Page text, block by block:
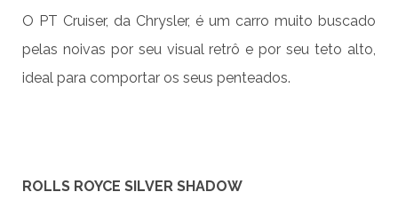
O PT Cruiser, da Chrysler, é um carro muito buscado
pelas noivas por seu visual retrô e por seu teto alto,
ideal para comportar os seus penteados.
ROLLS ROYCE SILVER SHADOW